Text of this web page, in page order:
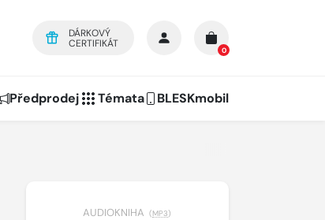
DÁRKOVÝ
CERTIFIKÁT
0
Předprodej Témata BLESKmobil
AUDIOKNIHA (MP3)